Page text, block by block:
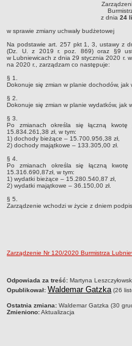
Współpraca zagraniczna
Strategia rozwoju Gminy
AKTUALNOŚCI I OBWIESZCZENIA
Aktualności
KOMUNIKATY
Meteorologiczne
Rozkłady jazdy autobusów
Wodociągi - ocena jakości
KONKURSY
Ogłoszenia o konkursach
URZĄD MIEJSKI
Zastępca Burmistrza Lubniewic
Skarbnik Gminy
Regulamin i schemat
Zarządzenie nr 120/2020Burmistrza
z dnia 24
w sprawie zmiany uchwały budżetowej
Na podstawie art. 257 pkt 1, 3, ustawy z
(Dz. U. z 2019 r. poz. 869) oraz §9
w Lubniewicach z dnia 29 stycznia 2020 r.
na 2020 r., zarządzam co następuje:
§ 1.
Dokonuje się zmian w planie dochodów, jak
§ 2.
Dokonuje się zmian w planie wydatków, jak
§ 3.
Po zmianach określa się łączną kwotę
15.834.261,38 zł, w tym:
1) dochody bieżące – 15.700.956,38 zł,
2) dochody majątkowe – 133.305,00 zł.
§ 4.
Po zmianach określa się łączną kwotę
15.316.690,87zł, w tym:
1) wydatki bieżące – 15.280.540,87 zł,
2) wydatki majątkowe – 36.150,00 zł.
§ 5.
Zarządzenie wchodzi w życie z dniem
Radosław
Burmistrz
Zarządzenie Nr 120/2020 Burmistrza
metryczka
Odpowiada za treść: Martyna
Opublikował: Waldemar Gatzka (26
Ostatnia zmiana: Waldemar Gatzka (30
Zmieniono:Aktualizacja